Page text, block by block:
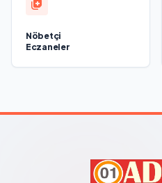
Nöbetçi
Eczaneler